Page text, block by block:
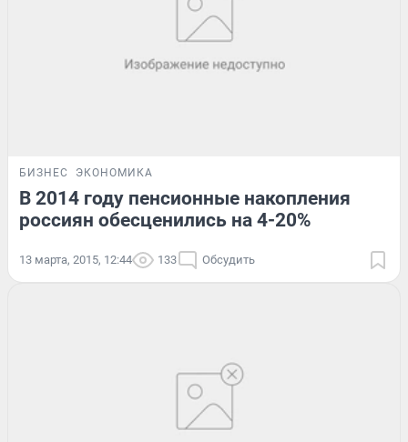
БИЗНЕС ЭКОНОМИКА
В 2014 году пенсионные накопления
россиян обесценились на 4-20%
13 марта, 2015, 12:44 133 Обсудить